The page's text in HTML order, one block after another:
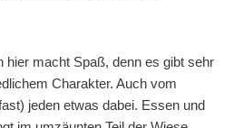
hier macht Spaß, denn es gibt sehr
Charakter. Auch vom
jeden etwas dabei. Essen und